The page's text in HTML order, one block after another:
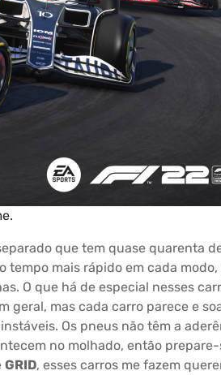
que tem quase quarenta
tempo mais rápido em cada modo,
O que há de especial nesses
geral, mas cada carro parece e
Os pneus não têm a
no molhado, então
GRID, esses carros me fazem